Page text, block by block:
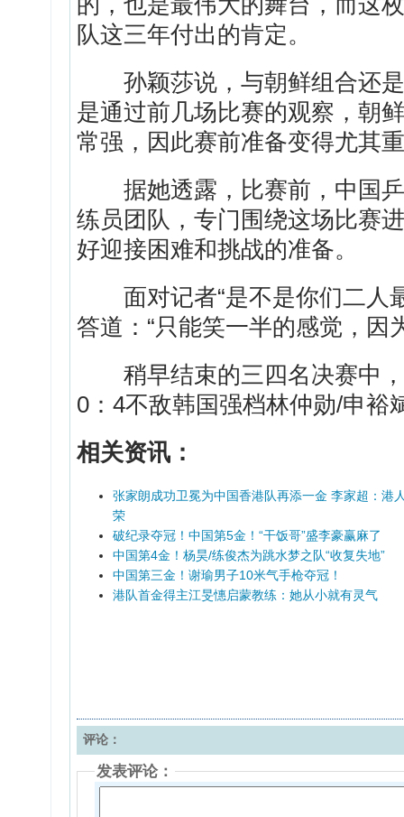
队这三年付出的肯定。
孙颖莎说，与朝鲜组合还是
是通过前几场比赛的观察，朝
常强，因此赛前准备变得尤其
据她透露，比赛前，中国乒
练员团队，专门围绕这场比赛
好迎接困难和挑战的准备。
面对记者“是不是你们二人
答道：“只能笑一半的感觉，因
稍早结束的三四名决赛中，
0：4不敌韩国强档林仲勋/申裕
相关资讯：
张家朗成功卫冕为中国香港队再添一金 李家超：港
荣
破纪录夺冠！中国第5金！“干饭哥”盛李豪赢麻了
中国第4金！杨昊/练俊杰为跳水梦之队“收复失地”
中国第三金！谢瑜男子10米气手枪夺冠！
港队首金得主江旻憓启蒙教练：她从小就有灵气
评论：
发表评论：